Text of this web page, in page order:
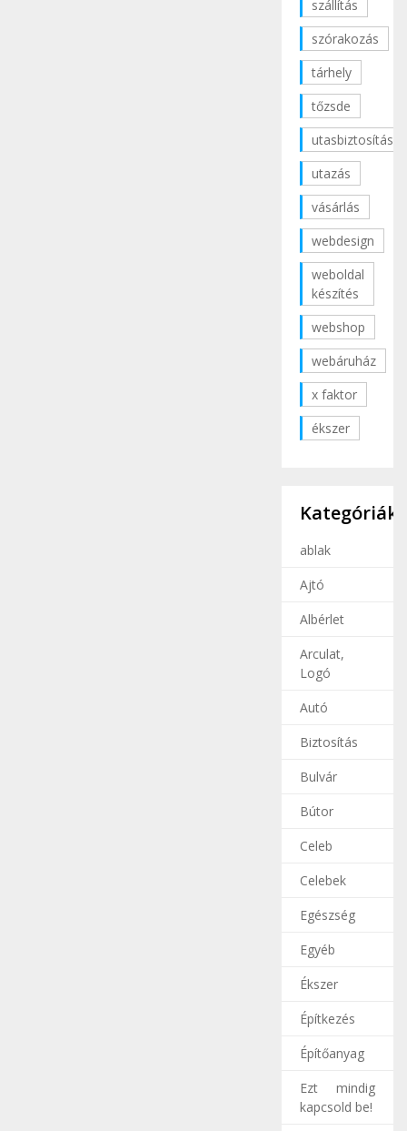
szállítás
szórakozás
tárhely
tőzsde
utasbiztosítás
utazás
vásárlás
webdesign
weboldal
készítés
webshop
webáruház
x faktor
ékszer
Kategóriák
ablak
Ajtó
Albérlet
Arculat,
Logó
Autó
Biztosítás
Bulvár
Bútor
Celeb
Celebek
Egészség
Egyéb
Ékszer
Építkezés
Építőanyag
Ezt mindig
kapcsold be!